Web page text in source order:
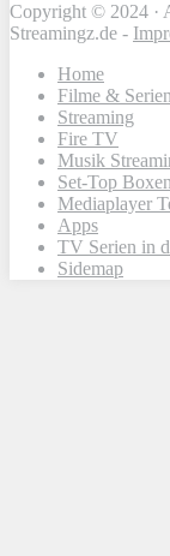
Copyright © 2024 ·
Streamingz.de -
Home
Filme &
Streaming
Fire TV
Musik
Set-Top
Mediaplayer
Apps
TV Serien in
Sidemap